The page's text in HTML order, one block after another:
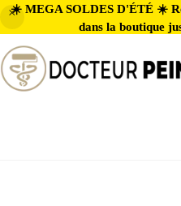
☀️ MEGA SOLDES D'ÉTÉ ☀️
dans la boutique